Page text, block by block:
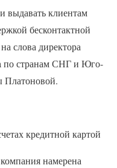
выдавать клиентам
бесконтактной
слова директора
по странам СНГ и Юго-
Платоновой.
кредитной картой
намерена